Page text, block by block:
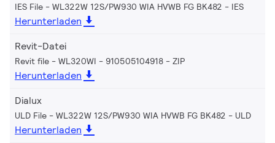
IES File - WL322W 12S/PW930 WIA HVWB FG BK482 IES
Herunterladen
Revit-Datei
Revit file - WL320WI - 910505104918 ZIP
Herunterladen
Dialux
ULD File - WL322W 12S/PW930 WIA HVWB FG BK482 ULD
Herunterladen